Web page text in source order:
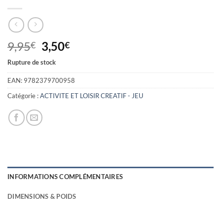
9,95€ Le
prix
initial
était :
9,95€.
3,50€Le
actuel
est :
3,50€.
Rupture de stock
EAN: 9782379700958
Catégorie :ACTIVITE ET LOISIR CREATIF - JEU
INFORMATIONS COMPLÉMENTAIRES
DIMENSIONS & POIDS